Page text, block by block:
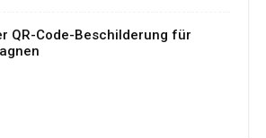
QR-Code-Beschilderung für